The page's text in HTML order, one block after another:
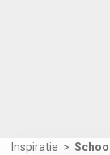
Inspiratie >